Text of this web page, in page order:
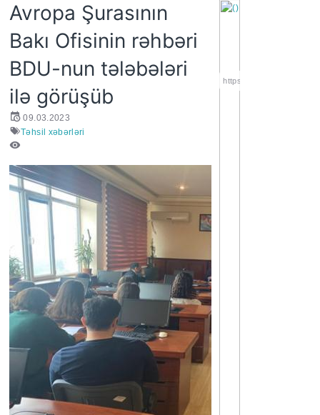
Avropa Şurasının
Bakı Ofisinin rəhbəri
BDU-nun tələbələri
ilə görüşüb
09.03.2023
Təhsil xəbərləri
https://wa.me/